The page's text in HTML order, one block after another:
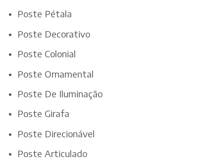
Poste Pétala
Poste Decorativo
Poste Colonial
Poste Ornamental
Poste De Iluminação
Poste Girafa
Poste Direcionável
Poste Articulado